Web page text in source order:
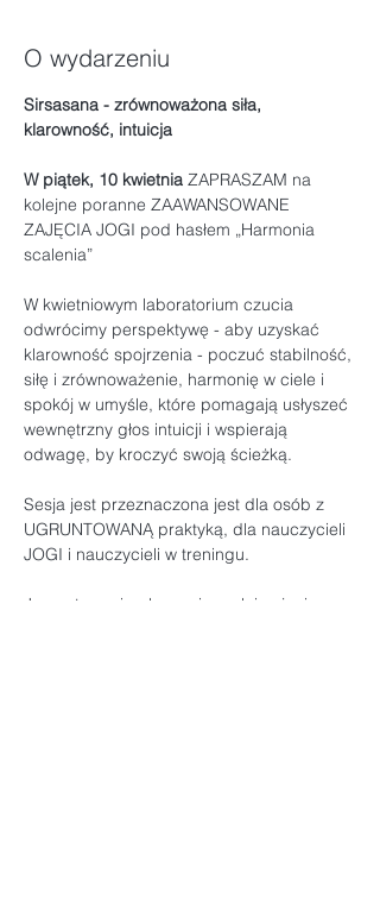
O wydarzeniu
Sirsasana - zrównoważona siła,
klarowność, intuicja
W piątek, 10 kwietnia ZAPRASZAM na
kolejne poranne ZAAWANSOWANE
ZAJĘCIA JOGI pod hasłem „Harmonia
scalenia”
W kwietniowym laboratorium czucia
odwrócimy perspektywę - aby uzyskać
klarowność spojrzenia - poczuć stabilność,
siłę i zrównoważenie, harmonię w ciele i
spokój w umyśle, które pomagają usłyszeć
wewnętrzny głos intuicji i wspierają
odwagę, by kroczyć swoją ścieżką.
Sesja jest przeznaczona jest dla osób z
UGRUNTOWANĄ praktyką, dla nauczycieli
JOGI i nauczycieli w treningu.
Joga stanowi połączenie, pełnię ujęcia